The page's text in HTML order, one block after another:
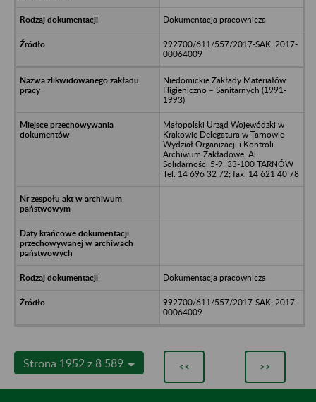
Dokumentacja pracownicza
992700/611/557/2017-SAK; 2017-
00064009
Niedomickie Zakłady Materiałów
Higieniczno – Sanitarnych (1991-
1993)
Małopolski Urząd Wojewódzki w
Krakowie Delegatura w Tarnowie
Wydział Organizacji i Kontroli
Archiwum Zakładowe, Al.
Solidarności 5-9, 33-100 TARNÓW
Tel. 14 696 32 72; fax. 14 621 40 78
Dokumentacja pracownicza
992700/611/557/2017-SAK; 2017-
00064009
Strona 1952 z 8 589 << >>